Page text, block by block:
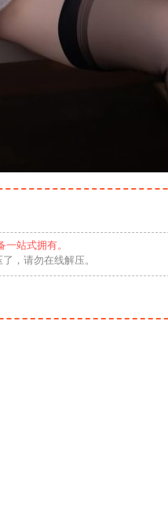
站式拥有。
，请勿在线解压。